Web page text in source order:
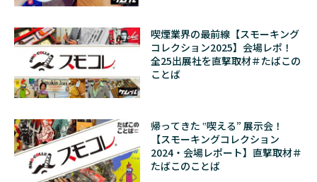
喫煙業界の最前線【スモーキング
コレクション2025】会場レポ！
全25出展社を直撃取材＃たばこの
ことば
帰ってきた ‟喫える” 展示会！
【スモーキングコレクション
2024・会場レポート】直撃取材＃
たばこのことば